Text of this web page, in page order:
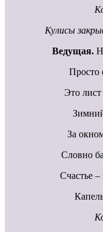
Кулисы
Ведущая.
Просто
Это
За
Словно
Счастье